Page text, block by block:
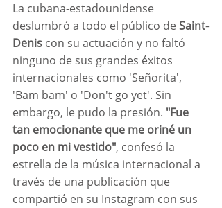
La cubana-estadounidense
deslumbró a todo el público de Saint-
Denis con su actuación y no faltó
ninguno de sus grandes éxitos
internacionales como 'Señorita',
'Bam bam' o 'Don't go yet'. Sin
embargo, le pudo la presión. "Fue
tan emocionante que me oriné un
poco en mi vestido", confesó la
estrella de la música internacional a
través de una publicación que
compartió en su Instagram con sus